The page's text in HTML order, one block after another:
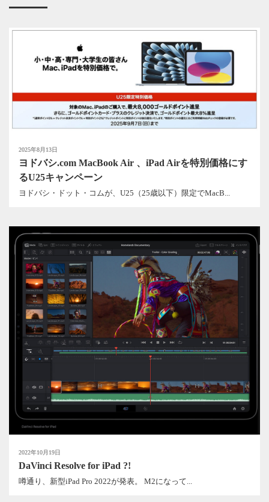
2025年8月13日
ヨドバシ.com MacBook Air 、iPad Airを特別価格にす
るU25キャンペーン
ヨドバシ・ドット・コムが、U25（25歳以下）限定でMacB...
2022年10月19日
DaVinci Resolve for iPad ?!
噂通り、新型iPad Pro 2022が発表。 M2になって...